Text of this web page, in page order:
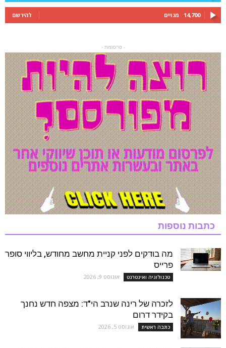
14,700 מנויים להירשם
- פרסומת -
כתבות נוספות
מה בודקים לפני קניית מחשב מחודש, בליווי סופר
פרייס
טכנולוגיה ואינטרנט אוגוסט 9, 2026
לזכרה של רינה שנרב הי"ד: מצפה חדש נחנך
בקידר דרום
כתבה ראשית אוגוסט 5, 2026